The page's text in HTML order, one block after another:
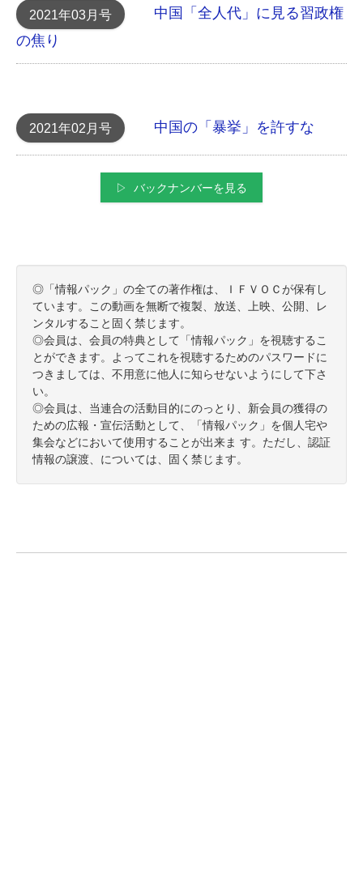
2021年03月号
中国「全人代」に見る習政権
の焦り
2021年02月号 中国の「暴挙」を許すな
▷ バックナンバーを見る
◎「情報パック」の全ての著作権は、ＩＦＶＯＣが保有し
ています。この動画を無断で複製、放送、上映、公開、レ
ンタルすること固く禁じます。
◎会員は、会員の特典として「情報パック」を視聴するこ
とができます。よってこれを視聴するためのパスワードに
つきましては、不用意に他人に知らせないようにして下さ
い。
◎会員は、当連合の活動目的にのっとり、新会員の獲得の
ための広報・宣伝活動として、「情報パック」を個人宅や
集会などにおいて使用することが出来ま す。ただし、認証
情報の譲渡、については、固く禁じます。